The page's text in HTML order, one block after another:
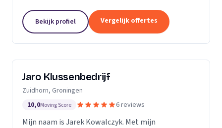
Bekijk profiel Vergelijk offertes
Jaro Klussenbedrijf
Zuidhorn, Groningen
10,0Moving Score 6 reviews
Mijn naam is Jarek Kowalczyk. Met mijn